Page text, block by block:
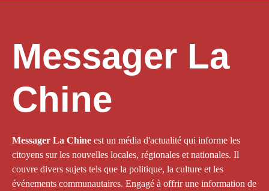
Messager La
Chine
Messager La Chine est un média d'actualité qui informe les
citoyens sur les nouvelles locales, régionales et nationales. Il
couvre divers sujets tels que la politique, la culture et les
événements communautaires. Engagé à offrir une information de